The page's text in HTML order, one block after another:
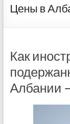
Цены в
Как
Албании